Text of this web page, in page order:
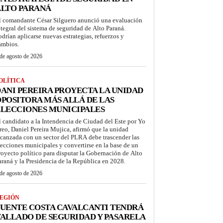
PARANÁ
comandante César Silguero anunció una evaluación
del sistema de seguridad de Alto Paraná.
aplicarse nuevas estrategias, refuerzos y
agosto de 2026
PEREIRA PROYECTA LA UNIDAD
MÁS ALLÁ DE LAS
MUNICIPALES
candidato a la Intendencia de Ciudad del Este por Yo
Daniel Pereira Mujica, afirmó que la unidad
con un sector del PLRA debe trascender las
municipales y convertirse en la base de un
político para disputar la Gobernación de Alto
y la Presidencia de la República en 2028.
agosto de 2026
COSTA CAVALCANTI TENDRÁ
DE SEGURIDAD Y PASARELA